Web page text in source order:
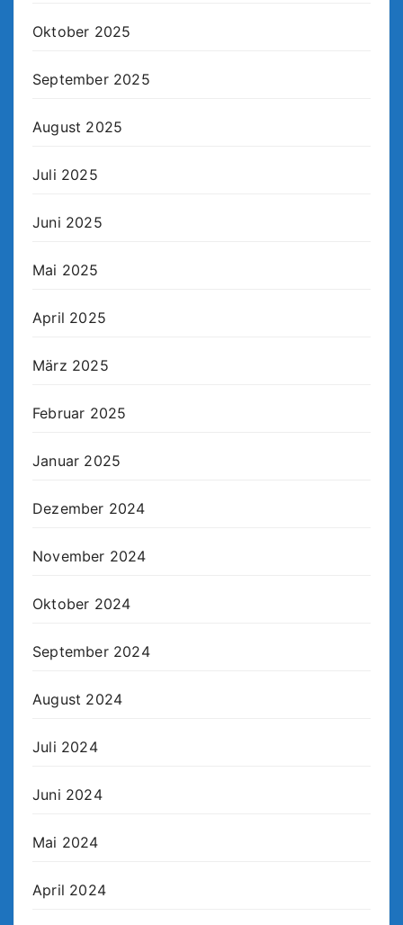
Oktober 2025
September 2025
August 2025
Juli 2025
Juni 2025
Mai 2025
April 2025
März 2025
Februar 2025
Januar 2025
Dezember 2024
November 2024
Oktober 2024
September 2024
August 2024
Juli 2024
Juni 2024
Mai 2024
April 2024